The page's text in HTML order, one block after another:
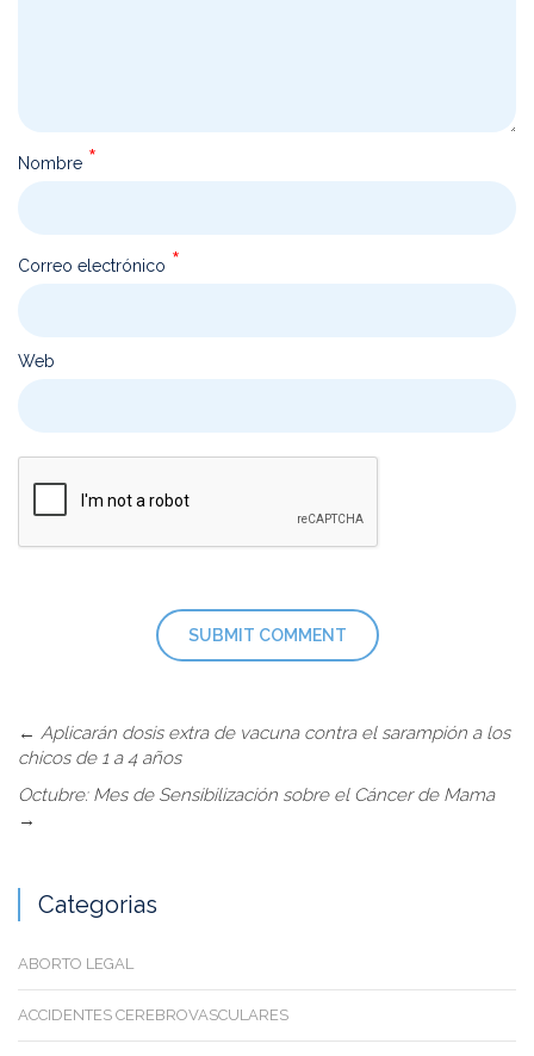
Nombre *
Correo electrónico *
Web
← Aplicarán dosis extra de vacuna contra el sarampión a los
chicos de 1 a 4 años
Octubre: Mes de Sensibilización sobre el Cáncer de Mama
→
Categorias
ABORTO LEGAL
ACCIDENTES CEREBROVASCULARES